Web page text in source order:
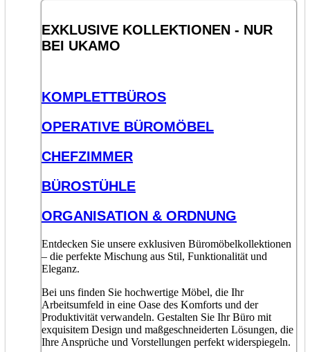
EXKLUSIVE KOLLEKTIONEN - NUR
BEI UKAMO
KOMPLETTBÜROS
OPERATIVE BÜROMÖBEL
CHEFZIMMER
BÜROSTÜHLE
ORGANISATION & ORDNUNG
Entdecken Sie unsere exklusiven Büromöbelkollektionen
– die perfekte Mischung aus Stil, Funktionalität und
Eleganz.
Bei uns finden Sie hochwertige Möbel, die Ihr
Arbeitsumfeld in eine Oase des Komforts und der
Produktivität verwandeln. Gestalten Sie Ihr Büro mit
exquisitem Design und maßgeschneiderten Lösungen, die
Ihre Ansprüche und Vorstellungen perfekt widerspiegeln.